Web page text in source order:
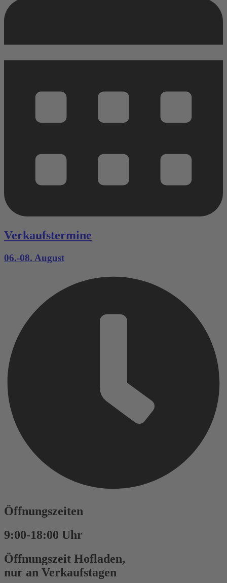
Verkaufstermine
06.-08. August
Öffnungszeiten
9:00-18:00 Uhr
Öffnungszeit Hofladen,
nur an Verkaufstagen